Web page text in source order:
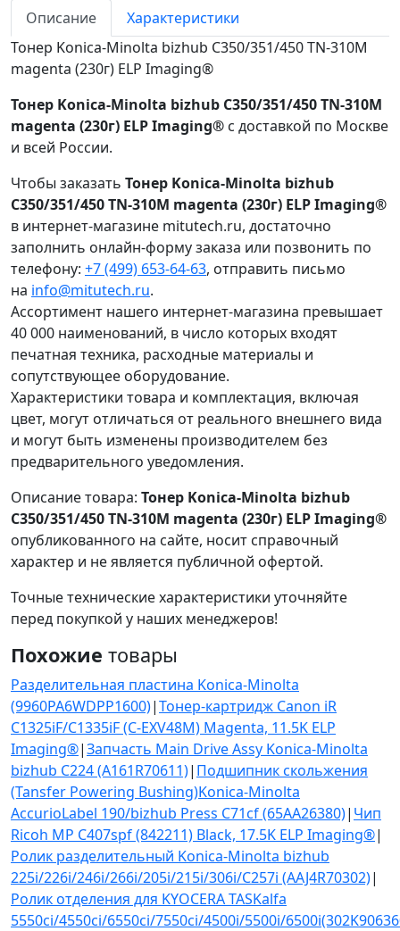
Описание
Характеристики
Тонер Konica-Minolta bizhub C350/351/450 TN-310M
magenta (230г) ELP Imaging®
Тонер Konica-Minolta bizhub C350/351/450 TN-310M
magenta (230г) ELP Imaging® с доставкой по Москве
и всей России.
Чтобы заказать Тонер Konica-Minolta bizhub
C350/351/450 TN-310M magenta (230г) ELP Imaging®
в интернет-магазине mitutech.ru, достаточно
заполнить онлайн-форму заказа или позвонить по
телефону: +7 (499) 653-64-63, отправить письмо
на info@mitutech.ru.
Ассортимент нашего интернет-магазина превышает
40 000 наименований, в число которых входят
печатная техника, расходные материалы и
сопутствующее оборудование.
Характеристики товара и комплектация, включая
цвет, могут отличаться от реального внешнего вида
и могут быть изменены производителем без
предварительного уведомления.
Описание товара: Тонер Konica-Minolta bizhub
C350/351/450 TN-310M magenta (230г) ELP Imaging®
опубликованного на сайте, носит справочный
характер и не является публичной офертой.
Точные технические характеристики уточняйте
перед покупкой у наших менеджеров!
Похожие товары
Разделительная пластина Konica-Minolta
(9960PA6WDPP1600)|Тонер-картридж Canon iR
C1325iF/C1335iF (C-EXV48M) Magenta, 11.5K ELP
Imaging®|Запчасть Main Drive Assy Konica-Minolta
bizhub C224 (A161R70611)| Подшипник скольжения
(Tansfer Powering Bushing)Konica-Minolta
AccurioLabel 190/bizhub Press C71cf (65AA26380)| Чип
Ricoh MP C407spf (842211) Black, 17.5K ELP Imaging®|
Ролик разделительный Konica-Minolta bizhub
225i/226i/246i/266i/205i/215i/306i/C257i (AAJ4R70302)|
Ролик отделения для KYOCERA TASKalfa
5550ci/4550ci/6550ci/7550ci/4500i/5500i/